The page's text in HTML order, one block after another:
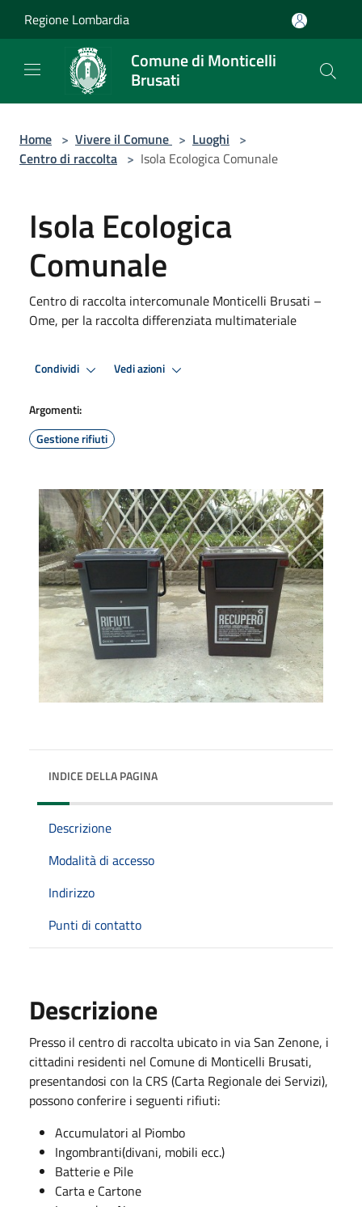
Regione Lombardia
Comune di Monticelli
Brusati
Home > Vivere il Comune > Luoghi >
Centro di raccolta > Isola Ecologica Comunale
Isola Ecologica
Comunale
Centro di raccolta intercomunale Monticelli Brusati –
Ome, per la raccolta differenziata multimateriale
Condividi Vedi azioni
Argomenti:
Gestione rifiuti
INDICE DELLA PAGINA
Descrizione
Modalità di accesso
Indirizzo
Punti di contatto
Descrizione
Presso il centro di raccolta ubicato in via San Zenone, i
cittadini residenti nel Comune di Monticelli Brusati,
presentandosi con la CRS (Carta Regionale dei Servizi),
possono conferire i seguenti rifiuti:
Accumulatori al Piombo
Ingombranti(divani, mobili ecc.)
Batterie e Pile
Carta e Cartone